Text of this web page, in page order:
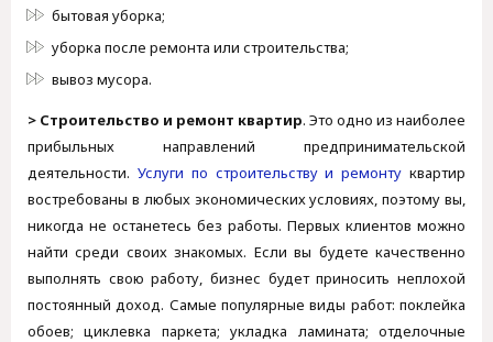
бытовая уборка;
уборка после ремонта или строительства;
вывоз мусора.
> Строительство и ремонт квартир. Это одно из наиболее
прибыльных направлений предпринимательской
деятельности. Услуги по строительству и ремонту квартир
востребованы в любых экономических условиях, поэтому вы,
никогда не останетесь без работы. Первых клиентов можно
найти среди своих знакомых. Если вы будете качественно
выполнять свою работу, бизнес будет приносить неплохой
постоянный доход. Самые популярные виды работ: поклейка
обоев; циклевка паркета; укладка ламината; отделочные